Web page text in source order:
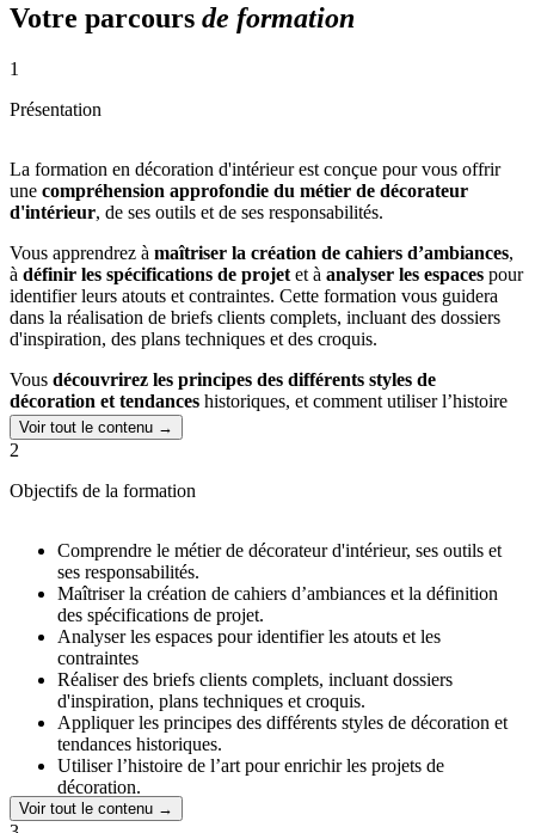
Votre parcours de formation
1
Présentation
La formation en décoration d'intérieur est conçue pour vous offrir
une compréhension approfondie du métier de décorateur
d'intérieur, de ses outils et de ses responsabilités.
Vous apprendrez à maîtriser la création de cahiers d’ambiances,
à définir les spécifications de projet et à analyser les espaces pour
identifier leurs atouts et contraintes. Cette formation vous guidera
dans la réalisation de briefs clients complets, incluant des dossiers
d'inspiration, des plans techniques et des croquis.
Vous découvrirez les principes des différents styles de
décoration et tendances historiques, et comment utiliser l’histoire
de l’art pour enrichir vos projets. La création de moodboards
efficaces pour communiquer des concepts de design et le
biens immobiliers font partie intégrante du programme.
proposer des aménagements modélisés en 3D illustrant les résultats
visés et à pratiquer les bonnes méthodes pour optimiser vos projets
de décoration. Cette formation complète vous prépare àélaborer
des projets de décoration, du concept à la réalisation
aux besoins spécifiques de vos clients.
Voir tout le contenu →
2
Objectifs de la formation
Comprendre le métier de décorateur d'intérieur, ses outils et
ses responsabilités.
Maîtriser la création de cahiers d’ambiances et la définition
des spécifications de projet.
Analyser les espaces pour identifier les atouts et les
contraintes
Réaliser des briefs clients complets, incluant dossiers
d'inspiration, plans techniques et croquis.
Appliquer les principes des différents styles de décoration et
tendances historiques.
Utiliser l’histoire de l’art pour enrichir les projets de
décoration.
Créer des moodboards efficaces pour communiquer des
Voir tout le contenu →